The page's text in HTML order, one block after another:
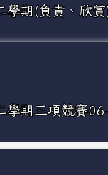
學期(負責、欣
學期三項競賽